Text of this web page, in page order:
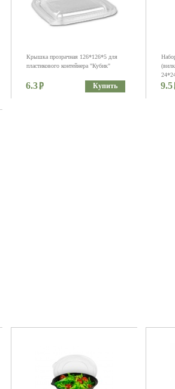
Крышка прозрачная 126*126*5 для
пластикового контейнера "Кубик"
6.3 Купить 9.5